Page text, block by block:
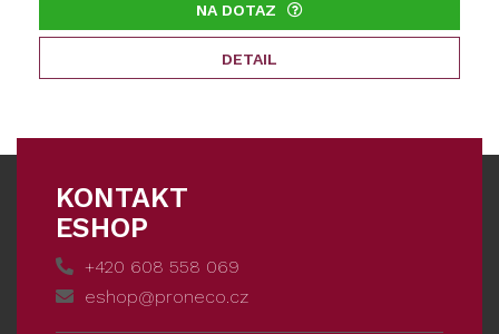
NA DOTAZ
DETAIL
KONTAKT
ESHOP
+420 608 558 069
eshop@proneco.cz